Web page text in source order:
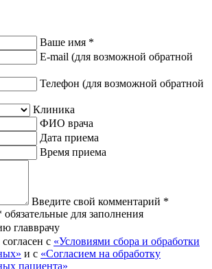
Ваше имя *
E-mail (для возможной обратной
Телефон (для возможной обратной
Клиника
ФИО врача
Дата приема
Время приема
Введите свой комментарий *
для заполнения
главврачу
с «Условиями сбора и обработки
и с «Согласием на обработку
пациента»